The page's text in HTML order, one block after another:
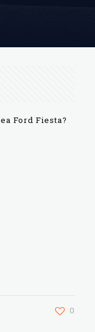
Ford Fiesta?
0